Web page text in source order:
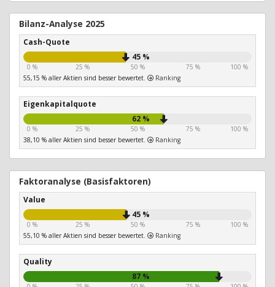
Bilanz-Analyse 2025
Cash-Quote
45 %
0 % 25 % 50 % 75 %
100 %
55,15 % aller Aktien sind besser bewertet.
Ranking
Eigenkapitalquote
62 %
0 % 25 % 50 % 75 %
100 %
38,10 % aller Aktien sind besser bewertet.
Ranking
Faktoranalyse (Basisfaktoren)
Value
45 %
0 % 25 % 50 % 75 %
100 %
55,10 % aller Aktien sind besser bewertet.
Ranking
Quality
87 %